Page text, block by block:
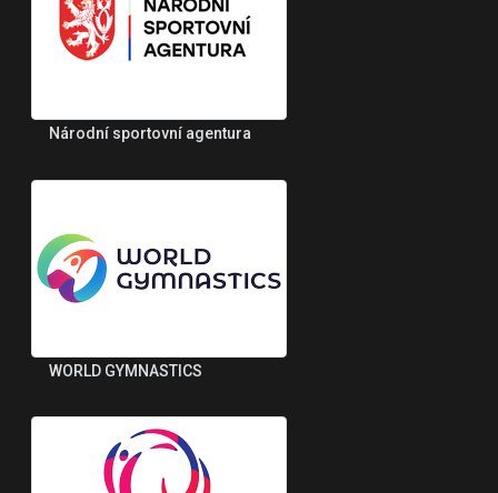
Národní sportovní agentura
WORLD GYMNASTICS